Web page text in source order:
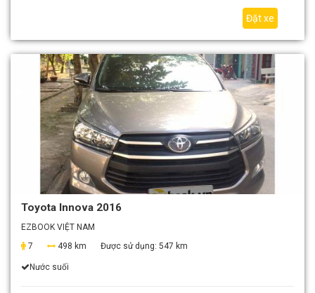
Đặt xe
Toyota Innova 2016
EZBOOK VIỆT NAM
7
498 km Được sử dụng: 547 km
Nước suối